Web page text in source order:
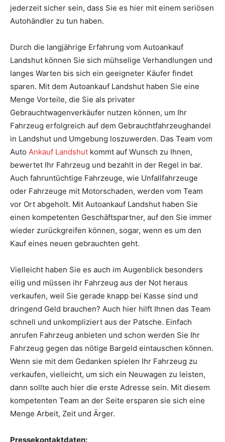
jederzeit sicher sein, dass Sie es hier mit einem seriösen
Autohändler zu tun haben.
Durch die langjährige Erfahrung vom Autoankauf
Landshut können Sie sich mühselige Verhandlungen und
langes Warten bis sich ein geeigneter Käufer findet
sparen. Mit dem Autoankauf Landshut haben Sie eine
Menge Vorteile, die Sie als privater
Gebrauchtwagenverkäufer nutzen können, um Ihr
Fahrzeug erfolgreich auf dem Gebrauchtfahrzeughandel
in Landshut und Umgebung loszuwerden. Das Team vom
Auto Ankauf Landshut kommt auf Wunsch zu Ihnen,
bewertet Ihr Fahrzeug und bezahlt in der Regel in bar.
Auch fahruntüchtige Fahrzeuge, wie Unfallfahrzeuge
oder Fahrzeuge mit Motorschaden, werden vom Team
vor Ort abgeholt. Mit Autoankauf Landshut haben Sie
einen kompetenten Geschäftspartner, auf den Sie immer
wieder zurückgreifen können, sogar, wenn es um den
Kauf eines neuen gebrauchten geht.
Vielleicht haben Sie es auch im Augenblick besonders
eilig und müssen ihr Fahrzeug aus der Not heraus
verkaufen, weil Sie gerade knapp bei Kasse sind und
dringend Geld brauchen? Auch hier hilft Ihnen das Team
schnell und unkompliziert aus der Patsche. Einfach
anrufen Fahrzeug anbieten und schon werden Sie Ihr
Fahrzeug gegen das nötige Bargeld eintauschen können.
Wenn sie mit dem Gedanken spielen Ihr Fahrzeug zu
verkaufen, vielleicht, um sich ein Neuwagen zu leisten,
dann sollte auch hier die erste Adresse sein. Mit diesem
kompetenten Team an der Seite ersparen sie sich eine
Menge Arbeit, Zeit und Ärger.
Pressekontaktdaten: